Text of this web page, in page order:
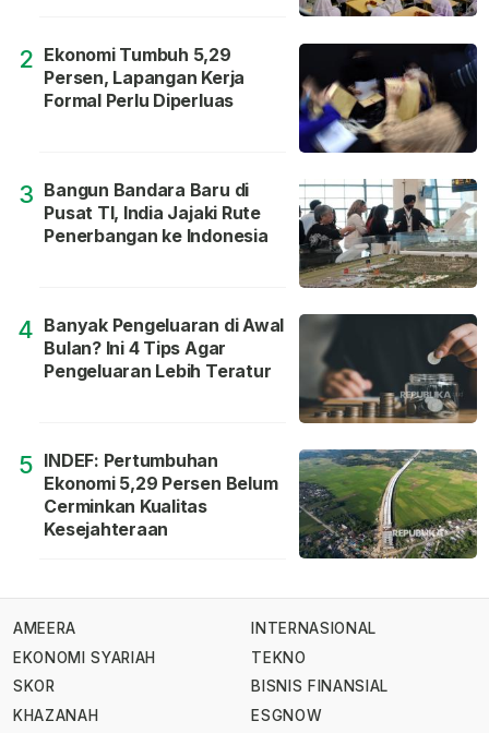
2 Ekonomi Tumbuh 5,29
Persen, Lapangan Kerja
Formal Perlu Diperluas
3 Bangun Bandara Baru di
Pusat TI, India Jajaki Rute
Penerbangan ke Indonesia
4 Banyak Pengeluaran di Awal
Bulan? Ini 4 Tips Agar
Pengeluaran Lebih Teratur
5 INDEF: Pertumbuhan
Ekonomi 5,29 Persen Belum
Cerminkan Kualitas
Kesejahteraan
AMEERA
EKONOMI SYARIAH
SKOR
KHAZANAH
INTERNASIONAL
TEKNO
BISNIS FINANSIAL
ESGNOW